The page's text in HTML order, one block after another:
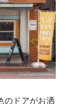
のドアがお洒